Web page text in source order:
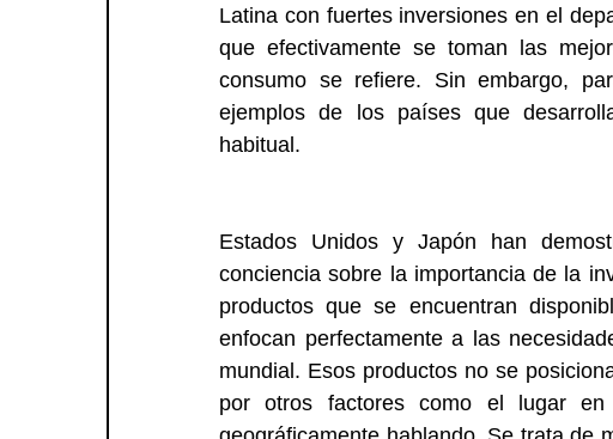
Latina con fuertes inversiones en el
que efectivamente se toman las
consumo se refiere. Sin embargo,
ejemplos de los países que
habitual.
Estados Unidos y Japón han
conciencia sobre la importancia de la
productos que se encuentran
enfocan perfectamente a las
mundial. Esos productos no se
por otros factores como el lugar